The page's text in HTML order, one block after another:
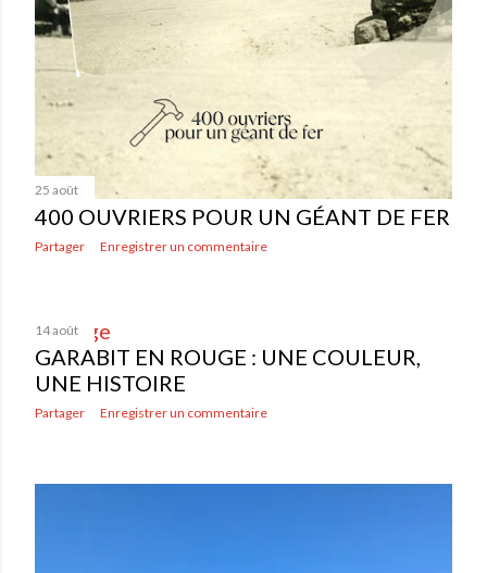
25 août
400 OUVRIERS POUR UN GÉANT DE FER
Partager Enregistrer un commentaire
14 août
GARABIT EN ROUGE : UNE COULEUR,
UNE HISTOIRE
Partager Enregistrer un commentaire